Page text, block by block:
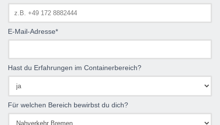
E-Mail-Adresse*
Hast du Erfahrungen im Containerbereich?
Für welchen Bereich bewirbst du dich?